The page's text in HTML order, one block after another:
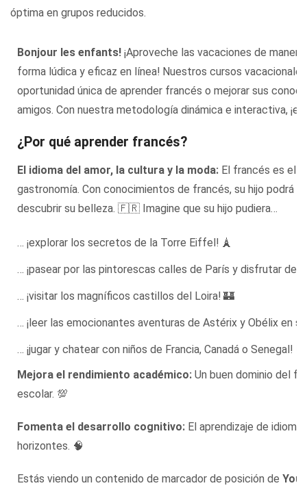
óptima en grupos reducidos.
Bonjour les enfants! ¡Aproveche las vacaciones de
forma lúdica y eficaz en línea! Nuestros cursos
oportunidad única de aprender francés o mejorar sus
amigos. Con nuestra metodología dinámica e interactiva,
¿Por qué aprender francés?
El idioma del amor, la cultura y la moda: El francés es el
gastronomía. Con conocimientos de francés, su hijo podrá
descubrir su belleza. 🇫🇷 Imagine que su hijo pudiera…
… ¡explorar los secretos de la Torre Eiffel! 🗼
… ¡pasear por las pintorescas calles de París y disfrutar de
… ¡visitar los magníficos castillos del Loira! 🏰
… ¡leer las emocionantes aventuras de Astérix y Obélix en
… ¡jugar y chatear con niños de Francia, Canadá o Senegal! 💬
Mejora el rendimiento académico: Un buen dominio del
escolar. 💯
Fomenta el desarrollo cognitivo: El aprendizaje de
horizontes. 🧠
Estás viendo un contenido de marcador de posición de